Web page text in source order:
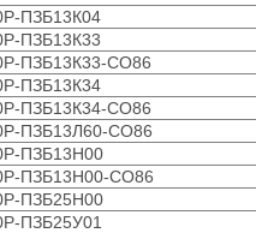
ПЗБ13К04
ПЗБ13К33
ПЗБ13К33-СО86
ПЗБ13К34
ПЗБ13К34-СО86
ПЗБ13Л60-СО86
ПЗБ13Н00
ПЗБ13Н00-СО86
ПЗБ25Н00
ПЗБ25У01